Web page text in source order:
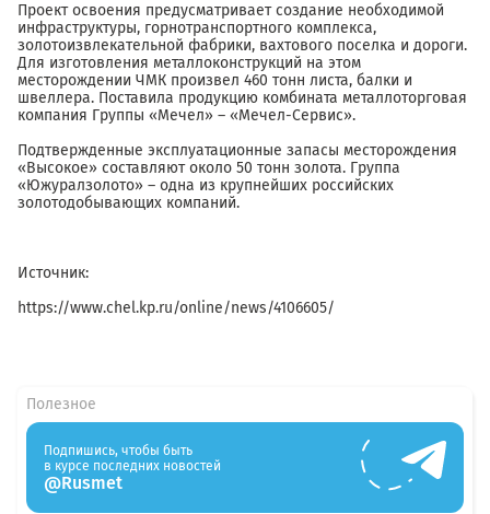
Проект освоения предусматривает создание необходимой
инфраструктуры, горнотранспортного комплекса,
золотоизвлекательной фабрики, вахтового поселка и дороги.
Для изготовления металлоконструкций на этом
месторождении ЧМК произвел 460 тонн листа, балки и
швеллера. Поставила продукцию комбината металлоторговая
компания Группы «Мечел» – «Мечел-Сервис».
Подтвержденные эксплуатационные запасы месторождения
«Высокое» составляют около 50 тонн золота. Группа
«Южуралзолото» – одна из крупнейших российских
золотодобывающих компаний.
Источник:
https://www.chel.kp.ru/online/news/4106605/
Полезное
Подпишись, чтобы быть
в курсе последних новостей
@Rusmet